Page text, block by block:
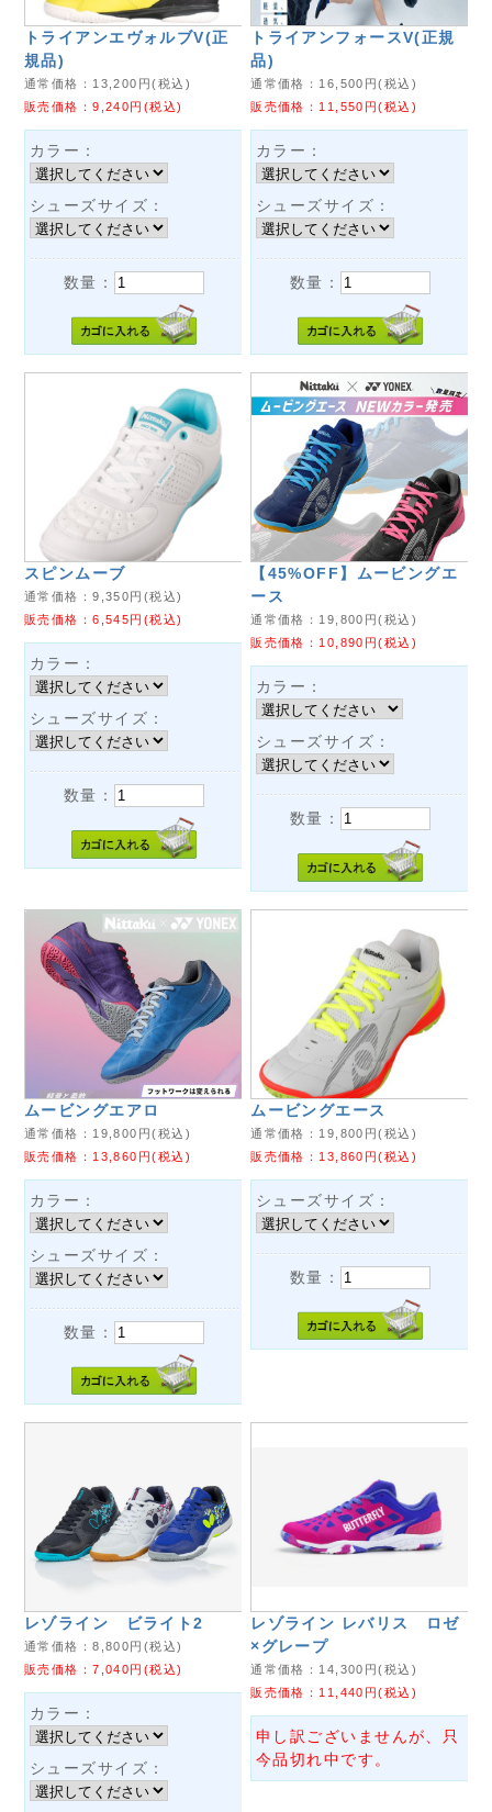
トライアンエヴォルブV(正
規品)
通常価格： 13,200 円(税込)
販売価格：9,240円(税込)
カラー：
シューズサイズ：
数量：
トライアンフォースV(正規
品)
通常価格： 16,500 円(税込)
販売価格： 11,550 円(税込)
カラー：
シューズサイズ：
数量：
スピンムーブ
通常価格：9,350 円(税込)
販売価格：6,545 円(税込)
カラー：
シューズサイズ：
数量：
【45%OFF】ムービングエ
ース
通常価格： 19,800 円(税込)
販売価格： 10,890 円(税込)
カラー：
シューズサイズ：
数量：
ムービングエアロ
通常価格： 19,800 円(税込)
販売価格： 13,860 円(税込)
カラー：
シューズサイズ：
数量：
ムービングエース
通常価格： 19,800 円(税込)
販売価格： 13,860 円(税込)
シューズサイズ：
数量：
レゾライン ビライト2
通常価格：8,800円(税込)
販売価格：7,040円(税込)
カラー：
シューズサイズ：
レゾライン レバリス ロゼ
×グレープ
通常価格： 14,300 円(税込)
販売価格： 11,440 円(税込)
申し訳ございませんが、只
今品切れ中です。